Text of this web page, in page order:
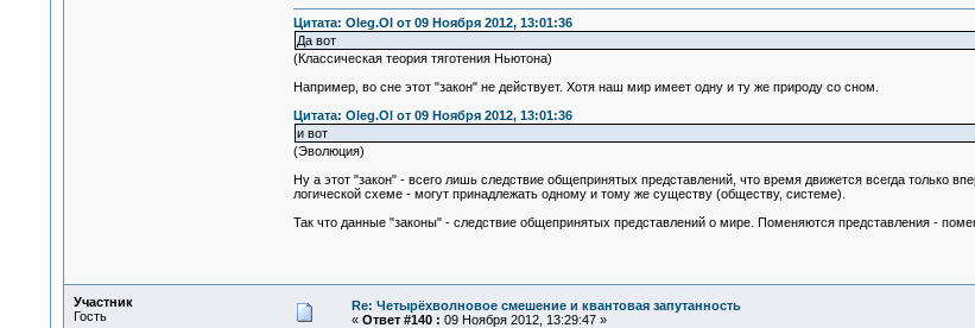
Цитата: Oleg.Ol от 09 Ноября 2012, 13:01:36
Да вот
(Классическая теория тяготения Ньютона)
Например, во сне этот "закон" не действует. Хотя наш мир имеет одну и ту же природу со сном.
Цитата: Oleg.Ol от 09 Ноября 2012, 13:01:36
и вот
(Эволюция)
Ну а этот "закон" - всего лишь следствие общепринятых представлений, что время движется всегда только
логической схеме - могут принадлежать одному и тому же существу (обществу, системе).
Так что данные "законы" - следствие общепринятых представлений о мире. Поменяются представления -
Участник
Гость
Re: Четырёхволновое смешение и квантовая запутанность
« Ответ #140 : 09 Ноября 2012, 13:29:47 »